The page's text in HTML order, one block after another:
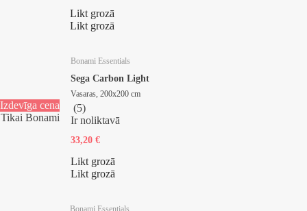
Likt grozā
Likt grozā
Izdevīga cena
Tikai Bonami
Bonami Essentials
Sega Carbon Light
Vasaras, 200x200 cm
(5)
Ir noliktavā
33,20 €
Likt grozā
Likt grozā
Bonami Essentials